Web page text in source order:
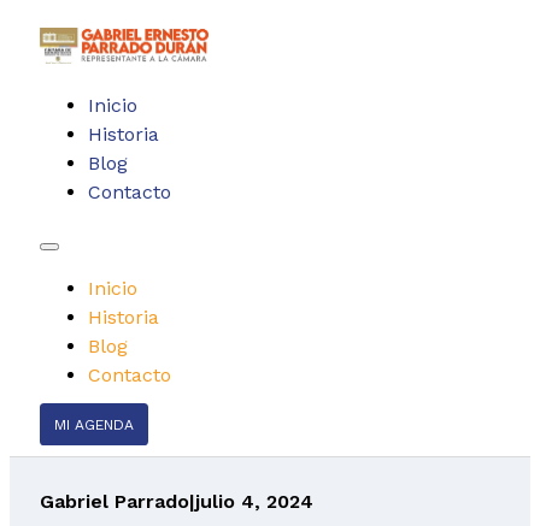
Inicio
Historia
Blog
Contacto
Inicio
Historia
Blog
Contacto
MI AGENDA
Gabriel Parrado|julio 4, 2024